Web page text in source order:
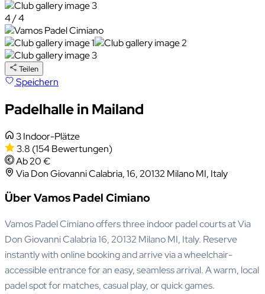
4 / 4
Teilen
Speichern
Padelhalle in Mailand
3 Indoor-Plätze
3.8 (154 Bewertungen)
Ab 20 €
Via Don Giovanni Calabria, 16, 20132 Milano MI, Italy
Über Vamos Padel Cimiano
Vamos Padel Cimiano offers three indoor padel courts at Via
Don Giovanni Calabria 16, 20132 Milano MI, Italy. Reserve
instantly with online booking and arrive via a wheelchair-
accessible entrance for an easy, seamless arrival. A warm, local
padel spot for matches, casual play, or quick games.